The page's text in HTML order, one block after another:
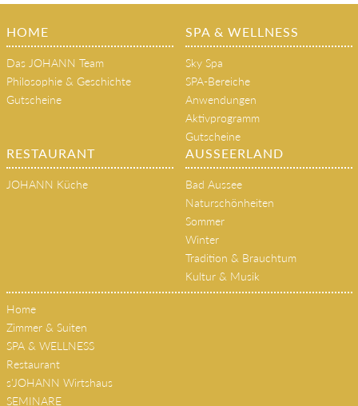
HOME
Das JOHANN Team
Philosophie & Geschichte
Gutscheine
SPA & WELLNESS
Sky Spa
SPA-Bereiche
Anwendungen
Aktivprogramm
Gutscheine
RESTAURANT
JOHANN Küche
AUSSEERLAND
Bad Aussee
Naturschönheiten
Sommer
Winter
Tradition & Brauchtum
Kultur & Musik
Home
Zimmer & Suiten
SPA & WELLNESS
Restaurant
s'JOHANN Wirtshaus
SEMINARE